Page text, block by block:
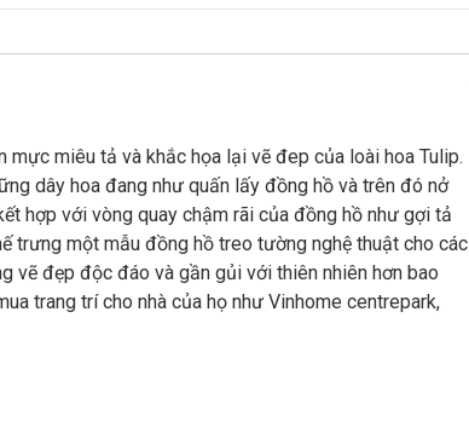
mực miêu tả và khắc họa lại vẽ đep của loài hoa Tulip.
dây hoa đang như quấn lấy đồng hồ và trên đó nở
hợp với vòng quay chậm rãi của đồng hồ như gợi tả
trưng một mẫu đồng hồ treo tường nghệ thuật cho các
vẽ đẹp độc đáo và gần gủi với thiên nhiên hơn bao
trang trí cho nhà của họ như Vinhome centrepark,